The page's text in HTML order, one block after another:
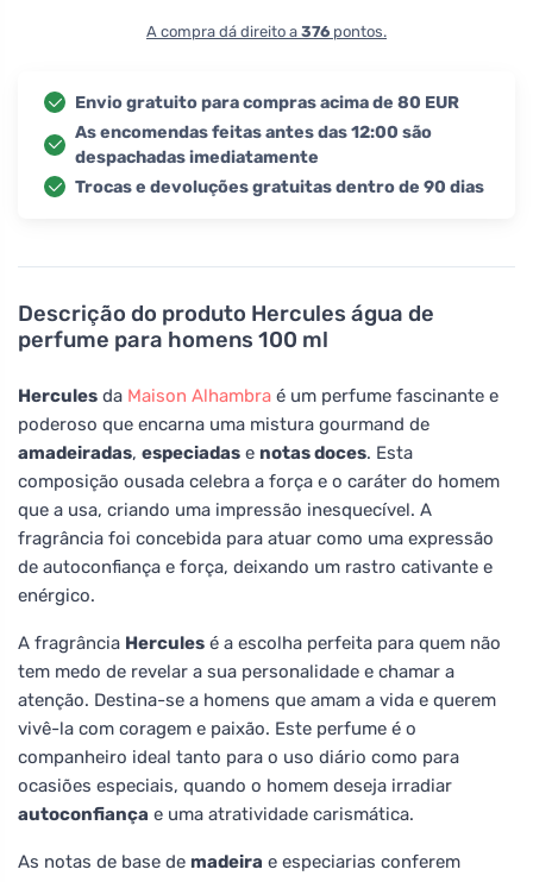
Descrição do produto Hercules água de
perfume para homens 100 ml
Hercules da Maison Alhambra é um perfume fascinante e
poderoso que encarna uma mistura gourmand de
amadeiradas, especiadas e notas doces. Esta
composição ousada celebra a força e o caráter do homem
que a usa, criando uma impressão inesquecível. A
fragrância foi concebida para atuar como uma expressão
de autoconfiança e força, deixando um rastro cativante e
enérgico.
A fragrância Hercules é a escolha perfeita para quem não
tem medo de revelar a sua personalidade e chamar a
atenção. Destina-se a homens que amam a vida e querem
vivê-la com coragem e paixão. Este perfume é o
companheiro ideal tanto para o uso diário como para
ocasiões especiais, quando o homem deseja irradiar
autoconfiança e uma atratividade carismática.
As notas de base de madeira e especiarias conferem
A compra dá direito a 376 pontos.
Envio gratuito para compras acima de 80 EUR
As encomendas feitas antes das 12:00 são
despachadas imediatamente
Trocas e devoluções gratuitas dentro de 90 dias